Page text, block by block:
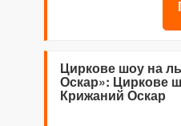
Циркове шоу на
Оскар»: Циркове
Крижаний Оскар